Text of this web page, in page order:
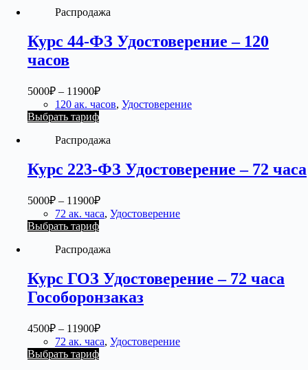
Распродажа
Курс 44-ФЗ Удостоверение – 120
часов
5000₽ – 11900₽
120 ак. часов, Удостоверение
Выбрать тариф
Распродажа
Курс 223-ФЗ Удостоверение – 72 часа
5000₽ – 11900₽
72 ак. часа, Удостоверение
Выбрать тариф
Распродажа
Курс ГОЗ Удостоверение – 72 часа
Гособоронзаказ
4500₽ – 11900₽
72 ак. часа, Удостоверение
Выбрать тариф